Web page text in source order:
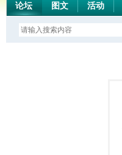
论坛 图文 活动